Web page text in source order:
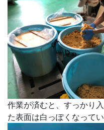
作業が済むと、すっかり
た表面は白っぽくなってい